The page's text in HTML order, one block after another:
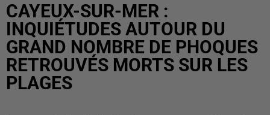
CAYEUX-SUR-MER :
INQUIÉTUDES AUTOUR DU
GRAND NOMBRE DE PHOQUES
RETROUVÉS MORTS SUR LES
PLAGES